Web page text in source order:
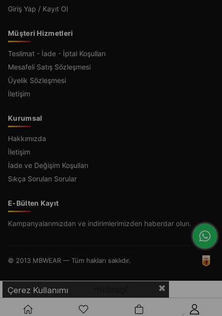
Giriş Yap / Kayıt Ol
Müşteri Hizmetleri
Teslimat - İade - İptal Koşulları
Mesafeli Satış Sözleşmesi
Üyelik Sözleşmesi
İletişim
Kurumsal
Hakkımızda
İletişim
İade ve Değişim Koşulları
Sıkça Sorulan Sorular
E-Bülten Kayıt
Kampanyalarımızdan ve indirimlerimizden haberdar olun.
© 2013 MBWEAR — Tüm hakları saklıdır.
Çerez Kullanımı